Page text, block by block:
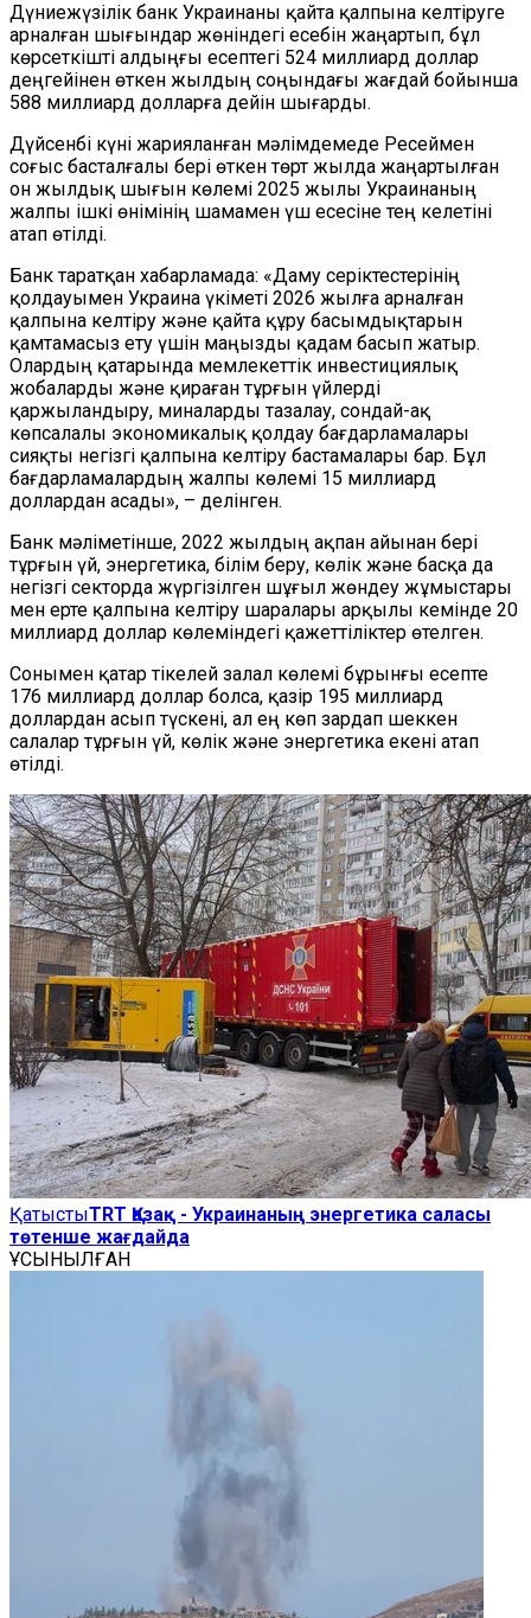
Дүниежүзілік банк Украинаны қайта қалпына келтіруге
арналған шығындар жөніндегі есебін жаңартып, бұл
көрсеткішті алдыңғы есептегі 524 миллиард доллар
деңгейінен өткен жылдың соңындағы жағдай бойынша
588 миллиард долларға дейін шығарды.
Дүйсенбі күні жарияланған мәлімдемеде Ресеймен
соғыс басталғалы бері өткен төрт жылда жаңартылған
он жылдық шығын көлемі 2025 жылы Украинаның
жалпы ішкі өнімінің шамамен үш есесіне тең келетіні
атап өтілді.
Банк таратқан хабарламада: «Даму серіктестерінің
қолдауымен Украина үкіметі 2026 жылға арналған
қалпына келтіру және қайта құру басымдықтарын
қамтамасыз ету үшін маңызды қадам басып жатыр.
Олардың қатарында мемлекеттік инвестициялық
жобаларды және қираған тұрғын үйлерді
қаржыландыру, миналарды тазалау, сондай-ақ
көпсалалы экономикалық қолдау бағдарламалары
сияқты негізгі қалпына келтіру бастамалары бар. Бұл
бағдарламалардың жалпы көлемі 15 миллиард
доллардан асады», – делінген.
Банк мәліметінше, 2022 жылдың ақпан айынан бері
тұрғын үй, энергетика, білім беру, көлік және басқа да
негізгі секторда жүргізілген шұғыл жөндеу жұмыстары
мен ерте қалпына келтіру шаралары арқылы кемінде 20
миллиард доллар көлеміндегі қажеттіліктер өтелген.
Сонымен қатар тікелей залал көлемі бұрынғы есепте
176 миллиард доллар болса, қазір 195 миллиард
доллардан асып түскені, ал ең көп зардап шеккен
салалар тұрғын үй, көлік және энергетика екені атап
өтілді.
ҚатыстыTRT Қазақ - Украинаның энергетика саласы
төтенше жағдайда
ҰСЫНЫЛҒАН